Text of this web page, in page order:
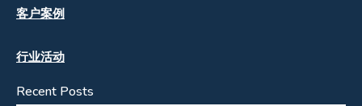
客户案例
行业活动
Recent Posts